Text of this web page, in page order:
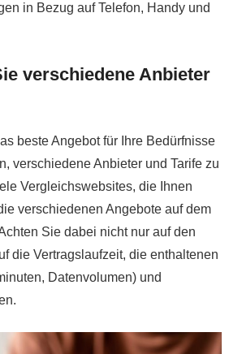
in Bezug auf Telefon, Handy und
verschiedene Anbieter
beste Angebot für Ihre Bedürfnisse
verschiedene Anbieter und Tarife zu
Vergleichswebsites, die Ihnen
verschiedenen Angebote auf dem
Sie dabei nicht nur auf den
die Vertragslaufzeit, die enthaltenen
Datenvolumen) und